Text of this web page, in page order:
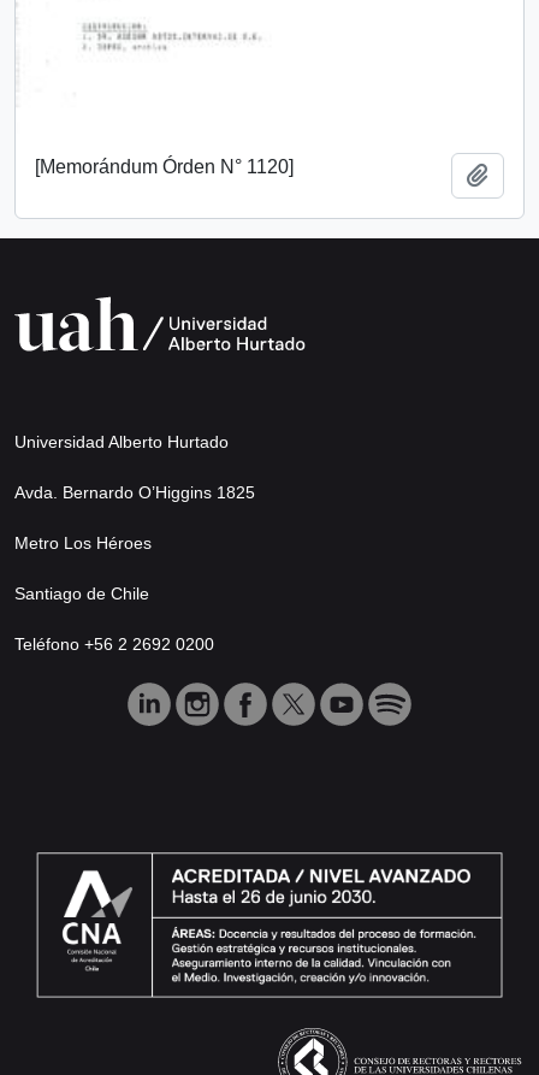
[Memorándum Órden N° 1120]
Universidad Alberto Hurtado
Avda. Bernardo O’Higgins 1825
Metro Los Héroes
Santiago de Chile
Teléfono +56 2 2692 0200